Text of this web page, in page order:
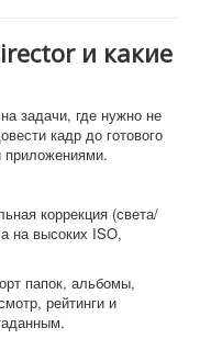
и какие
задачи, где нужно не
кадр до готового
приложениями.
коррекция (света/
на высоких ISO,
папок, альбомы,
рейтинги и